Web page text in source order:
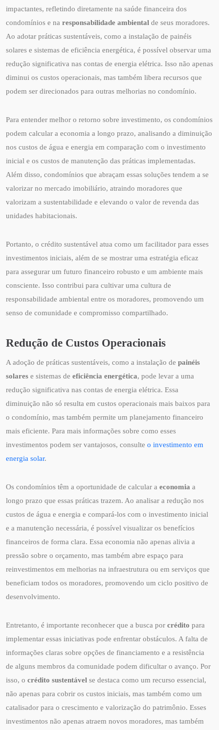
impactantes, refletindo diretamente na saúde financeira dos
condomínios e na responsabilidade ambiental de seus moradores.
Ao adotar práticas sustentáveis, como a instalação de painéis
solares e sistemas de eficiência energética, é possível observar uma
redução significativa nas contas de energia elétrica. Isso não apenas
diminui os custos operacionais, mas também libera recursos que
podem ser direcionados para outras melhorias no condomínio.
Para entender melhor o retorno sobre investimento, os condomínios
podem calcular a economia a longo prazo, analisando a diminuição
nos custos de água e energia em comparação com o investimento
inicial e os custos de manutenção das práticas implementadas.
Além disso, condomínios que abraçam essas soluções tendem a se
valorizar no mercado imobiliário, atraindo moradores que
valorizam a sustentabilidade e elevando o valor de revenda das
unidades habitacionais.
Portanto, o crédito sustentável atua como um facilitador para esses
investimentos iniciais, além de se mostrar uma estratégia eficaz
para assegurar um futuro financeiro robusto e um ambiente mais
consciente. Isso contribui para cultivar uma cultura de
responsabilidade ambiental entre os moradores, promovendo um
senso de comunidade e compromisso compartilhado.
Redução de Custos Operacionais
A adoção de práticas sustentáveis, como a instalação de painéis
solares e sistemas de eficiência energética, pode levar a uma
redução significativa nas contas de energia elétrica. Essa
diminuição não só resulta em custos operacionais mais baixos para
o condomínio, mas também permite um planejamento financeiro
mais eficiente. Para mais informações sobre como esses
investimentos podem ser vantajosos, consulte o investimento em
energia solar.
Os condomínios têm a oportunidade de calcular a economia a
longo prazo que essas práticas trazem. Ao analisar a redução nos
custos de água e energia e compará-los com o investimento inicial
e a manutenção necessária, é possível visualizar os benefícios
financeiros de forma clara. Essa economia não apenas alivia a
pressão sobre o orçamento, mas também abre espaço para
reinvestimentos em melhorias na infraestrutura ou em serviços que
beneficiam todos os moradores, promovendo um ciclo positivo de
desenvolvimento.
Entretanto, é importante reconhecer que a busca por crédito para
implementar essas iniciativas pode enfrentar obstáculos. A falta de
informações claras sobre opções de financiamento e a resistência
de alguns membros da comunidade podem dificultar o avanço. Por
isso, o crédito sustentável se destaca como um recurso essencial,
não apenas para cobrir os custos iniciais, mas também como um
catalisador para o crescimento e valorização do patrimônio. Esses
investimentos não apenas atraem novos moradores, mas também